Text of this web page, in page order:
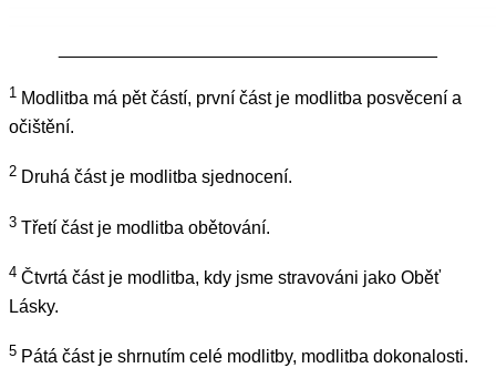
1 Modlitba má pět částí, první část je modlitba posvěcení a
očištění.
2 Druhá část je modlitba sjednocení.
3 Třetí část je modlitba obětování.
4 Čtvrtá část je modlitba, kdy jsme stravováni jako Oběť
Lásky.
5 Pátá část je shrnutím celé modlitby, modlitba dokonalosti.